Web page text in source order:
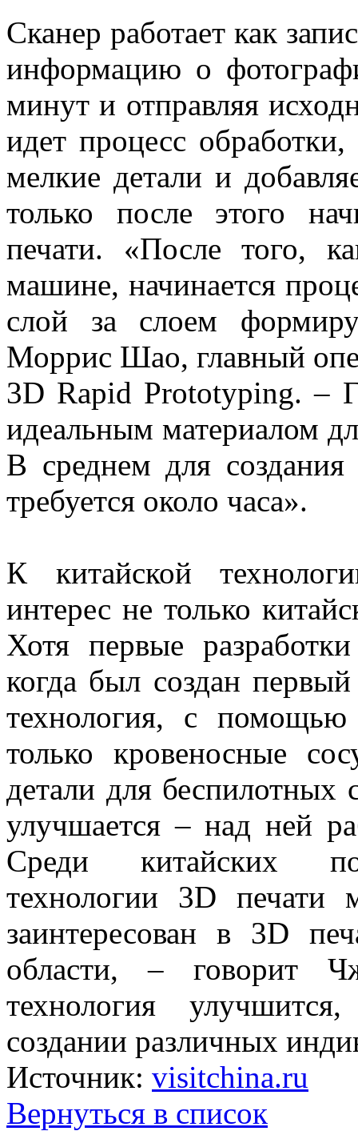
Сканер работает как
информацию о
минут и отправляя
идет процесс
мелкие детали и
только после этого
печати. «После того,
машине, начинается
слой за слоем
Моррис Шао, главный
3D Rapid Prototyping. –
идеальным материалом
В среднем для создания
требуется около часа».
К китайской
интерес не только
Хотя первые
когда был создан
технология, с
только кровеносные
детали для беспилотных
улучшается – над ней
Среди китайских
технологии 3D печати
заинтересован в 3D
области, – говорит
технология
создании различных
Источник: visitchina.ru
Вернуться в список